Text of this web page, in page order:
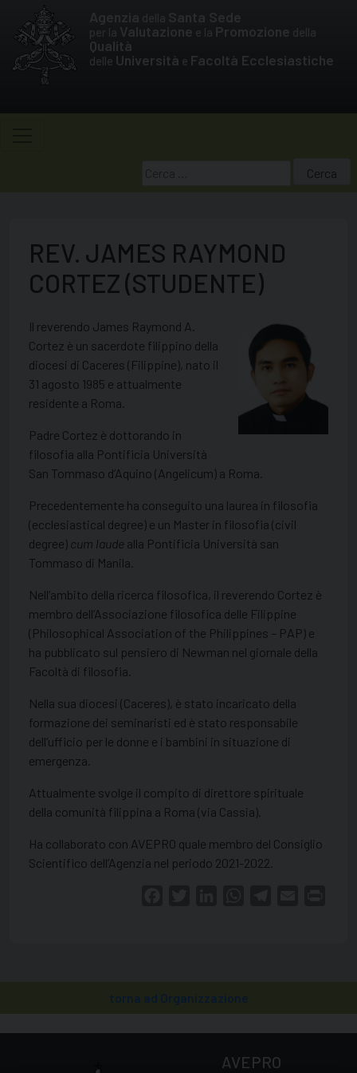
content
per la Valutazione e la Promozione della
Qualità
delle Università e Facoltà Ecclesiastiche
per:
REV. JAMES RAYMOND
CORTEZ (STUDENTE)
Il reverendo James Raymond A.
Cortez è un sacerdote filippino della
diocesi di Caceres (Filippine), nato il
31 agosto 1985 e attualmente
residente a Roma.
Padre Cortez è dottorando in
filosofia alla Pontificia Università
San Tommaso d’Aquino (Angelicum) a Roma.
Precedentemente ha conseguito una laurea in filosofia
(ecclesiastical degree) e un Master in filosofia (civil
degree) cum laude alla Pontificia Università san
Tommaso di Manila.
Nell’ambito della ricerca filosofica, il reverendo Cortez è
membro dell’Associazione filosofica delle Filippine
(Philosophical Association of the Philippines – PAP) e
ha pubblicato sul pensiero di Newman nel giornale della
Facoltà di filosofia.
Nella sua diocesi (Caceres), è stato incaricato della
formazione dei seminaristi ed è stato responsabile
dell’ufficio per le donne e i bambini in situazione di
emergenza.
Attualmente svolge il compito di direttore spirituale
della comunità filippina a Roma (via Cassia).
Ha collaborato con AVEPRO quale membro del Consiglio
Scientifico dell’Agenzia nel periodo 2021-2022.
torna ad Organizzazione
AVEPRO